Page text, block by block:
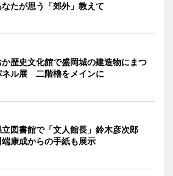
たが思う「郊外」教えて
か歴史文化館で盛岡城の建造物にまつ
ネル展 二階櫓をメインに
図書館で「文人館長」鈴木彦次郎
康成からの手紙も展示